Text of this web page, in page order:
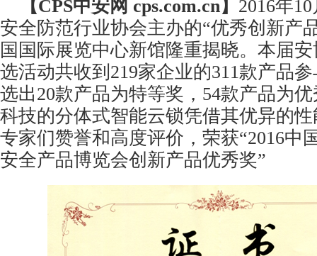
【CPS中安网 cps.com.cn】 2016年
安全防范行业协会主办的“优秀创新产
国国际展览中心新馆隆重揭晓。本届
选活动共收到219家企业的311款产品
选出20款产品为特等奖，54款产品为
科技的分体式智能云锁凭借其优异的
专家们赞誉和高度评价，荣获“2016中
安全产品博览会创新产品优秀奖”